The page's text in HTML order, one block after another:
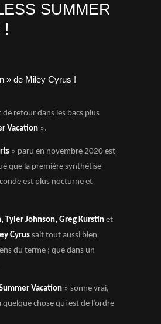
SUMMER
!
de retour dans les bacs plus
Vacation ».
» paru en novembre 2020 est
que la première synthétise
est plus nocturne et
Tyler Johnson, Greg Kurstin et
Cyrus sait tout aussi bien
du terme ; que dans un
Vacation » sonne vrai,
quelque chose qui est de l’ordre